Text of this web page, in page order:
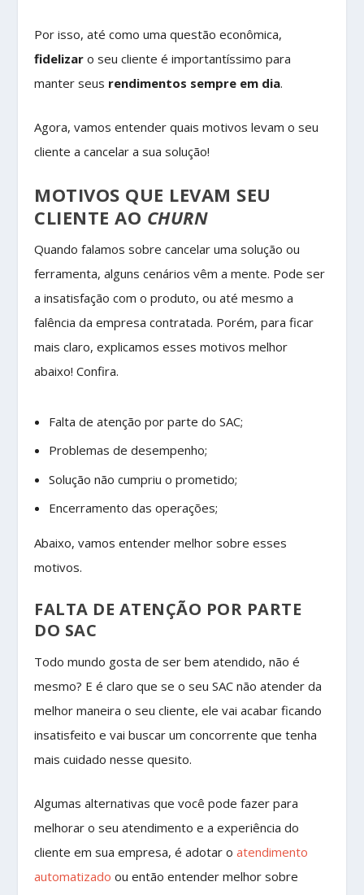
Por isso, até como uma questão econômica,
fidelizar o seu cliente é importantíssimo para
manter seus rendimentos sempre em dia.
Agora, vamos entender quais motivos levam o seu
cliente a cancelar a sua solução!
MOTIVOS QUE LEVAM SEU
CLIENTE AO CHURN
Quando falamos sobre cancelar uma solução ou
ferramenta, alguns cenários vêm a mente. Pode ser
a insatisfação com o produto, ou até mesmo a
falência da empresa contratada. Porém, para ficar
mais claro, explicamos esses motivos melhor
abaixo! Confira.
Falta de atenção por parte do SAC;
Problemas de desempenho;
Solução não cumpriu o prometido;
Encerramento das operações;
Abaixo, vamos entender melhor sobre esses
motivos.
FALTA DE ATENÇÃO POR PARTE
DO SAC
Todo mundo gosta de ser bem atendido, não é
mesmo? E é claro que se o seu SAC não atender da
melhor maneira o seu cliente, ele vai acabar ficando
insatisfeito e vai buscar um concorrente que tenha
mais cuidado nesse quesito.
Algumas alternativas que você pode fazer para
melhorar o seu atendimento e a experiência do
cliente em sua empresa, é adotar oatendimento
automatizado ou então entender melhor sobre